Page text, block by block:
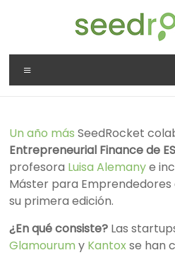
SeedRocket
La
que
nació
en
España
para
startups
TIC
Un año más SeedRocket
Entrepreneurial Finance de
profesora Luisa Alemanye
Máster para
su primera edición.
¿En qué consiste? Las
Glamourumy Kantoxse han